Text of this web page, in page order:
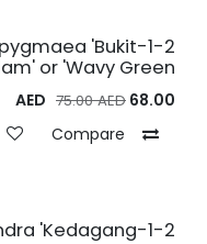
pygmaea 'Bukit
or 'Wavy Green'
68.00
75.00AED
Compare
1-2-Grow! Bucephalandra 'Kedagang'